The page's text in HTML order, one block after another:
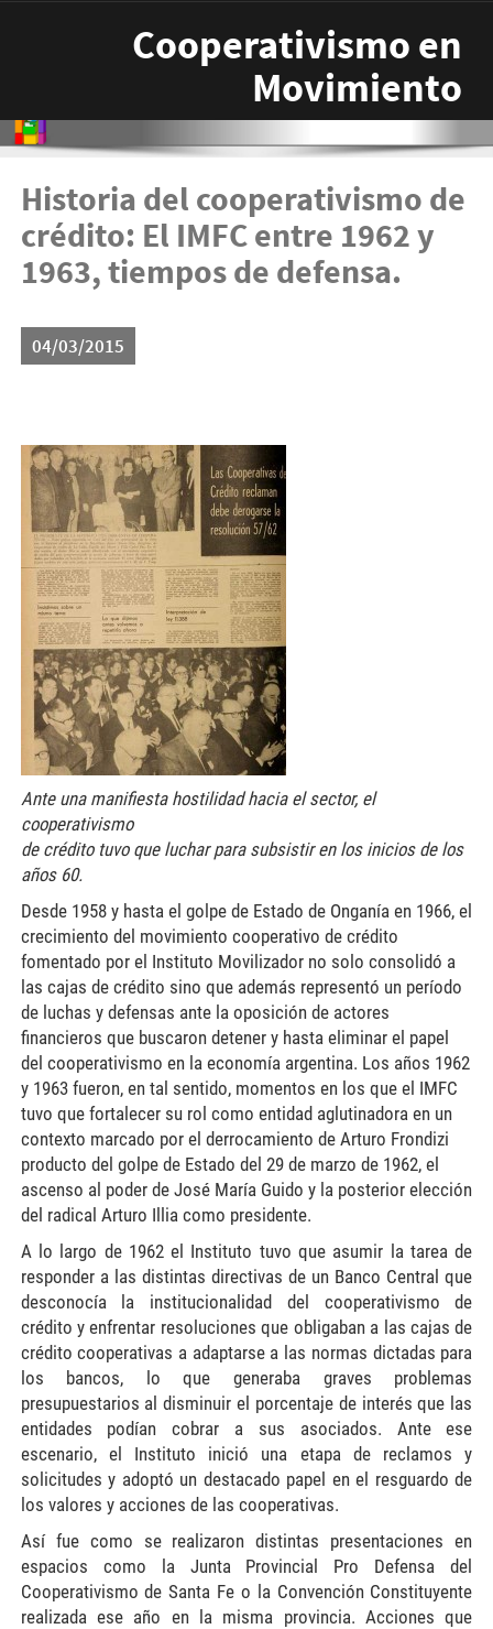
Cooperativismo en
Movimiento
Historia del cooperativismo de
crédito: El IMFC entre 1962 y
1963, tiempos de defensa.
04/03/2015
165-32-241x300.jpg
Ante una manifiesta hostilidad hacia el sector, el
cooperativismo
de crédito tuvo que luchar para subsistir en los inicios de los
años 60.
Desde 1958 y hasta el golpe de Estado de Onganía en 1966, el
crecimiento del movimiento cooperativo de crédito
fomentado por el Instituto Movilizador no solo consolidó a
las cajas de crédito sino que además representó un período
de luchas y defensas ante la oposición de actores
financieros que buscaron detener y hasta eliminar el papel
del cooperativismo en la economía argentina. Los años 1962
y 1963 fueron, en tal sentido, momentos en los que el IMFC
tuvo que fortalecer su rol como entidad aglutinadora en un
contexto marcado por el derrocamiento de Arturo Frondizi
producto del golpe de Estado del 29 de marzo de 1962, el
ascenso al poder de José María Guido y la posterior elección
del radical Arturo Illia como presidente.
A lo largo de 1962 el Instituto tuvo que asumir la tarea de
responder a las distintas directivas de un Banco Central que
desconocía la institucionalidad del cooperativismo de
crédito y enfrentar resoluciones que obligaban a las cajas de
crédito cooperativas a adaptarse a las normas dictadas para
los bancos, lo que generaba graves problemas
presupuestarios al disminuir el porcentaje de interés que las
entidades podían cobrar a sus asociados. Ante ese
escenario, el Instituto inició una etapa de reclamos y
solicitudes y adoptó un destacado papel en el resguardo de
los valores y acciones de las cooperativas.
Así fue como se realizaron distintas presentaciones en
espacios como la Junta Provincial Pro Defensa del
Cooperativismo de Santa Fe o la Convención Constituyente
realizada ese año en la misma provincia. Acciones que